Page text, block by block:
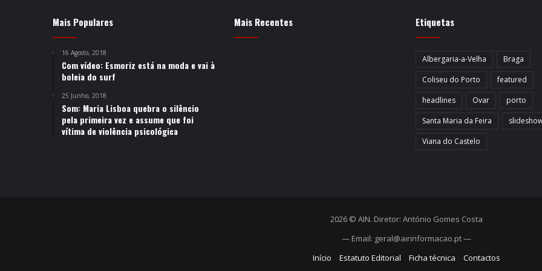
Mais Populares
16 Agosto, 2018
Com vídeo: Esmoriz está na moda e vai à
boleia do surf
25 Junho, 2018
Som: Maria Lisboa quebra o silêncio
pela primeira vez e assume que foi
vítima de violência psicológica
Mais Recentes Etiquetas
Albergaria-a-Velha
Braga
Coliseu do Porto
featured
headlines
Ovar
porto
Santa Maria da Feira
Viana do Castelo
2026 © AIN. Diretor: António Gomes Costa
— Email: geral@airinformacao.pt —
Início
Estatuto Editorial Ficha técnica Contactos